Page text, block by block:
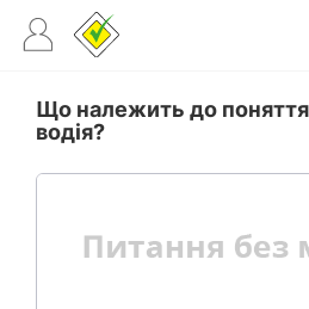
Що належить до
водія?